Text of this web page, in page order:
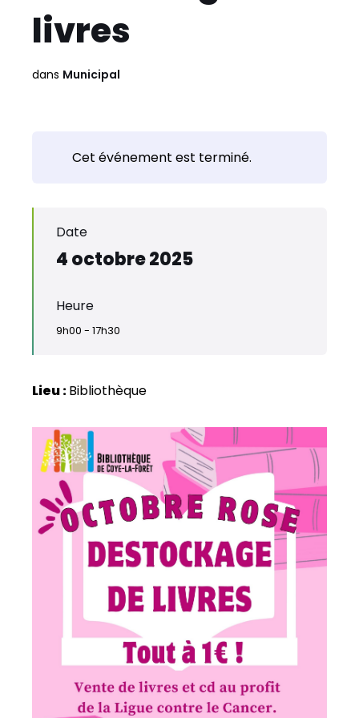
livres
dans Municipal
Cet événement est terminé.
Date
4 octobre 2025
Heure
9h00 - 17h30
Lieu :Bibliothèque